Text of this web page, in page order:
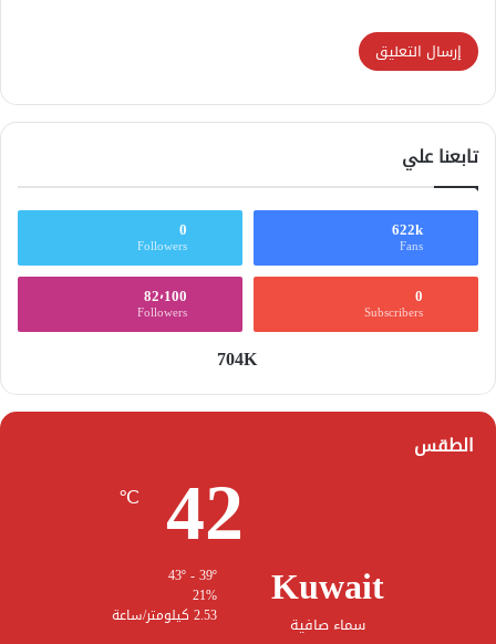
تابعنا علي
622k
Fans
0
Followers
0
Subscribers
82٬100
Followers
704K
الطقس
Kuwait
سماء صافية
42
℃
21%
2.53 كيلومتر/ساعة